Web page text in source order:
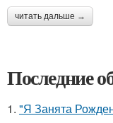
читать дальше →
Последние
1. "Я Занята